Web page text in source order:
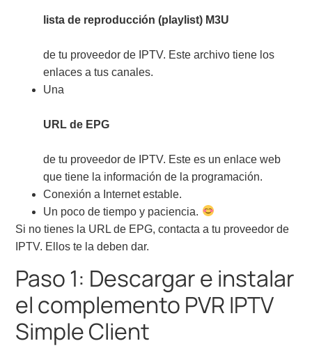
lista de reproducción (playlist) M3U
de tu proveedor de IPTV. Este archivo tiene los
enlaces a tus canales.
Una
URL de EPG
de tu proveedor de IPTV. Este es un enlace web
que tiene la información de la programación.
Conexión a Internet estable.
Un poco de tiempo y paciencia.
Si no tienes la URL de EPG, contacta a tu proveedor de
IPTV. Ellos te la deben dar.
Paso 1: Descargar e instalar
el complemento PVR IPTV
Simple Client